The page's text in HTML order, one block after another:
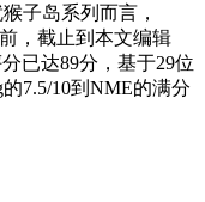
子岛系列而言，
，截止到本文编辑
已达89分，基于29位
7.5/10到NME的满分